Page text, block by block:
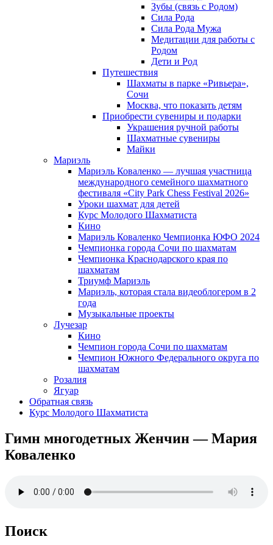
Зубы (связь с Родом)
Сила Рода
Сила Рода Мужа
Медитации для работы с
Родом
Дети и Род
Путешествия
Шахматы в парке «Ривьера»,
Сочи
Москва, что показать детям
Приобрести сувениры и подарки
Украшения ручной работы
Шахматные сувениры
Майки
Мариэль
Мариэль Коваленко — лучшая участница
международного семейного шахматного
фестиваля «City Park Chess Festival 2026»
Уроки шахмат для детей
Курс Молодого Шахматиста
Кино
Мариэль Коваленко Чемпионка ЮФО 2024
Чемпионка города Сочи по шахматам
Чемпионка Краснодарского края по
шахматам
Триумф Мариэль
Мариэль, которая стала видеоблогером в 2
года
Музыкальные проекты
Лучезар
Кино
Чемпион города Сочи по шахматам
Чемпион Южного Федерального округа по
шахматам
Розалия
Ягуар
Обратная связь
Курс Молодого Шахматиста
Гимн многодетных Женчин — Мария
Коваленко
Поиск